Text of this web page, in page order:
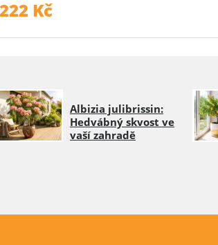
222 Kč
Albizia julibrissin:
Hedvábný skvost ve
vaší zahradě